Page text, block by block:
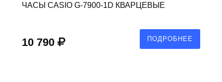
ЧАСЫ CASIO G-7900-1D КВАРЦЕВЫЕ
10 790 ПОДРОБНЕЕ